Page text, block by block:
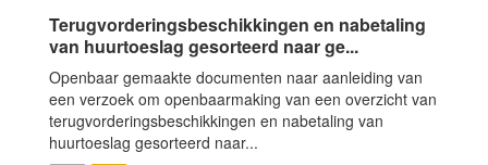
Terugvorderingsbeschikkingen en nabetaling
van huurtoeslag gesorteerd naar ge...
Openbaar gemaakte documenten naar aanleiding van
een verzoek om openbaarmaking van een overzicht van
terugvorderingsbeschikkingen en nabetaling van
huurtoeslag gesorteerd naar...